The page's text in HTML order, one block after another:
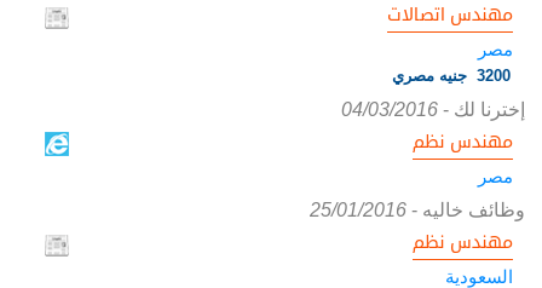
مهندس اتصالات
مصر
3200 جنيه مصري
إخترنا لك -
04/03/2016
مهندس نظم
مصر
وظائف خاليه -
25/01/2016
مهندس نظم
السعودية